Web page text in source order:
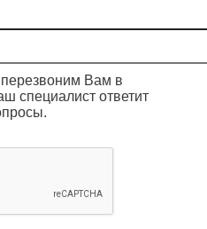
Вам в
специалист ответит